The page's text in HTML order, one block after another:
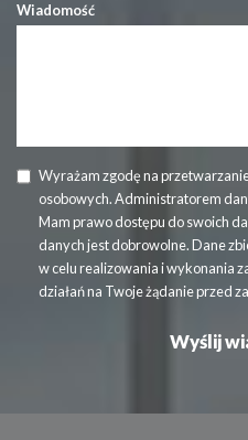
Wiadomość
Wyrażam zgodę na
osobowych. Administratorem
Mam prawo dostępu do swoich
danych jest dobrowolne. Dane
w celu realizowania i wykonania
działań na Twoje żądanie przed